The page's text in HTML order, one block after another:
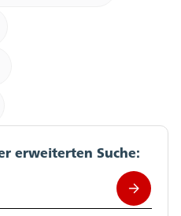
erweiterten Suche: